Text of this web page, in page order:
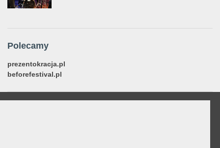
Polecamy
prezentokracja.pl
beforefestival.pl